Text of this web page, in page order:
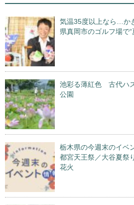
気温35度以上なら…か
県真岡市のゴルフ場で“
池彩る薄紅色 古代ハ
公園
栃木県の今週末のイベ
都宮天王祭／大谷夏祭
花火